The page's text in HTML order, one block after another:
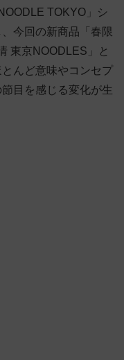
TOKYO」シ
今回の新商品「春限
東京NOODLES」と
んど意味やコンセプ
目を感じる変化が生